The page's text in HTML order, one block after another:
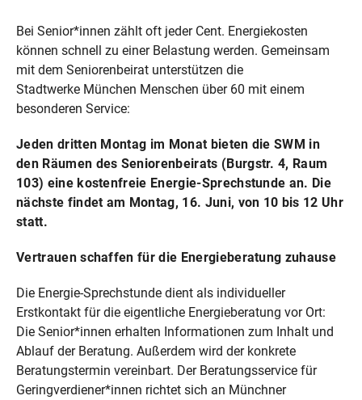
Bei Senior*innen zählt oft jeder Cent. Energiekosten
können schnell zu einer Belastung werden. Gemeinsam
mit dem Seniorenbeirat unterstützen die
Stadtwerke München Menschen über 60 mit einem
besonderen Service:
Jeden dritten Montag im Monat bieten die SWM in
den Räumen des Seniorenbeirats (Burgstr. 4, Raum
103) eine kostenfreie Energie-Sprechstunde an. Die
nächste findet am Montag, 16. Juni, von 10 bis 12 Uhr
statt.
Vertrauen schaffen für die Energieberatung zuhause
Die Energie-Sprechstunde dient als individueller
Erstkontakt für die eigentliche Energieberatung vor Ort:
Die Senior*innen erhalten Informationen zum Inhalt und
Ablauf der Beratung. Außerdem wird der konkrete
Beratungstermin vereinbart. Der Beratungsservice für
Geringverdiener*innen richtet sich an Münchner